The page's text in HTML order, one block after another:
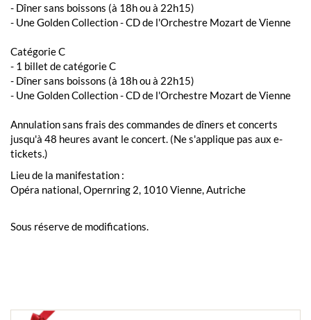
- Dîner sans boissons (à 18h ou à 22h15)
- Une Golden Collection - CD de l'Orchestre Mozart de Vienne
Catégorie C
- 1 billet de catégorie C
- Dîner sans boissons (à 18h ou à 22h15)
- Une Golden Collection - CD de l'Orchestre Mozart de Vienne
Annulation sans frais des commandes de dîners et concerts
jusqu'à 48 heures avant le concert. (Ne s'applique pas aux e-
tickets.)
Lieu de la manifestation :
Opéra national, Opernring 2, 1010 Vienne, Autriche
Sous réserve de modifications.